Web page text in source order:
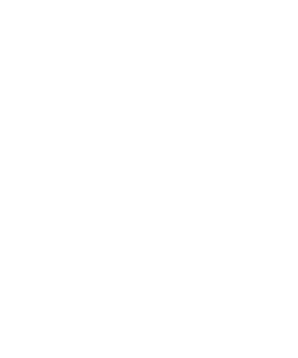
Ja al mes de juny vam
esdeveniment cada cop
Seu d’Urgell, l’Art a
Urgell vam ser els
teca a aquesta iniciativa,
passejada en bicicleta
la ciutat amb actuacions
acabada la ruta, una